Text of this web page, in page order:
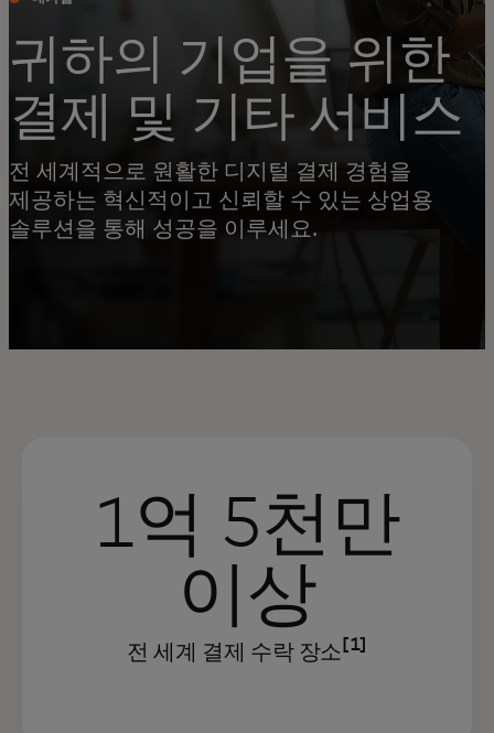
귀하의 기업을 위한
결제 및 기타 서비스
전 세계적으로 원활한 디지털 결제 경험을
제공하는 혁신적이고 신뢰할 수 있는 상업용
솔루션을 통해 성공을 이루세요.
1억 5천만
이상
전 세계 결제 수락 장소 [1]